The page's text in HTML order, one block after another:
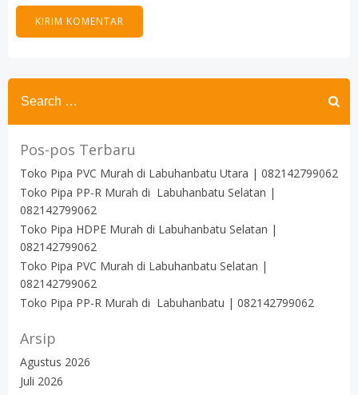
Search
for:
Pos-pos Terbaru
Toko Pipa PVC Murah di Labuhanbatu Utara | 082142799062
Toko Pipa PP-R Murah di Labuhanbatu Selatan |
082142799062
Toko Pipa HDPE Murah di Labuhanbatu Selatan |
082142799062
Toko Pipa PVC Murah di Labuhanbatu Selatan |
082142799062
Toko Pipa PP-R Murah di Labuhanbatu | 082142799062
Arsip
Agustus 2026
Juli 2026